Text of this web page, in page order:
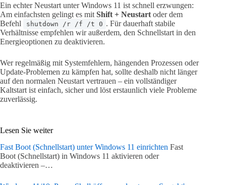
Ein echter Neustart unter Windows 11 ist schnell erzwungen:
Am einfachsten gelingt es mit Shift + Neustart oder dem
Befehl
shutdown /r /f /t 0 . Für dauerhaft stabile
Verhältnisse empfehlen wir außerdem, den Schnellstart in den
Energieoptionen zu deaktivieren.
Wer regelmäßig mit Systemfehlern, hängenden Prozessen oder
Update-Problemen zu kämpfen hat, sollte deshalb nicht länger
auf den normalen Neustart vertrauen – ein vollständiger
Kaltstart ist einfach, sicher und löst erstaunlich viele Probleme
zuverlässig.
Lesen Sie weiter
Fast Boot (Schnellstart) unter Windows 11 einrichten Fast
Boot (Schnellstart) in Windows 11 aktivieren oder
deaktivieren –…